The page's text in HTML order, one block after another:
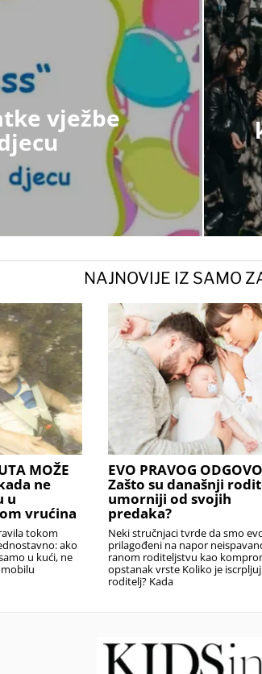
vježbe
NAJNOVIJE IZ SAMO
MOŽE
ne
u
vrućina
tokom
ako
u kući, ne
EVO PRAVOG
Zašto su današnji
umorniji od svojih
predaka?
Neki stručnjaci tvrde da smo
prilagođeni na napor
ranom roditeljstvu kao
opstanak vrste Koliko je
roditelj? Kada